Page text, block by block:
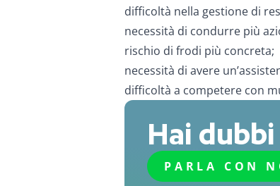
difficoltà nella gestione di
necessità di condurre più
rischio di frodi più concreta;
necessità di avere
difficoltà a competere con
Hai
PARLA CON